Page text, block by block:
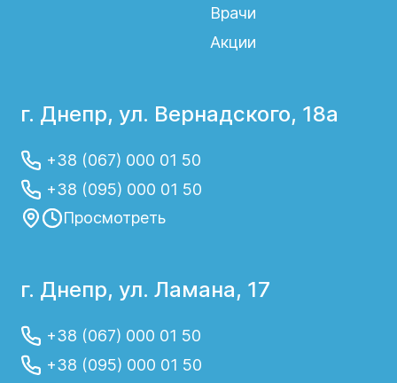
сосудистых «звездочках», изменении
Ранняя консультация помогает избежать
Как происходит реабилитация после
Реабилитация после сосудистой хирургии
включает медикаментозную поддержку,
ношение компрессионного трикотажа и
способствует быстрому восстановлению
и предотвращает рецидивы заболевания.
Врачи
Акции
г. Днепр, ул. Вернадского, 18а
+38 (067) 000 01 50
+38 (095) 000 01 50
Просмотреть
г. Днепр, ул. Ламана, 17
+38 (067) 000 01 50
+38 (095) 000 01 50